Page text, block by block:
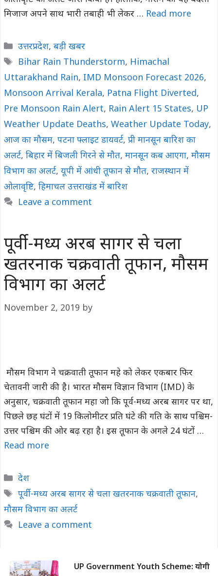
मिजाज अपने साथ भारी तबाही भी लेकर … Read more
Categories
उत्तरप्रदेश, बड़ी खबर
Tags
Bihar Rain Thunderstorm, Himachal
Uttarakhand Rain, IMD Monsoon Forecast 2026,
Monsoon Arrival Kerala, Patna Flight Diverted,
Pre Monsoon Rain Alert, Rain Alert 15 States, UP
Weather Update Deaths, Weather Update Today,
आज का मौसम, पटना फ्लाइट डायवर्ट, प्री मानसून बारिश का
अलर्ट, बिहार में बिजली गिरने से मौत, मानसून कब आएगा, मौसम
विभाग का अलर्ट, यूपी में आंधी तूफान से मौत, राजस्थान में
ओलावृष्टि, हिमाचल उत्तराखंड में बारिश
Leave a comment
पूर्वी-मध्य अरब सागर से चला
खतरनाक चक्रवाती तूफान, मौसम
विभाग का अलर्ट
November 2, 2019 by
मौसम विभाग ने चक्रवाती तूफान महे को लेकर एकबार फिर
चेतावनी जारी की है। भारत मौसम विज्ञान विभाग (IMD) के
अनुसार, चक्रवाती तूफान महा जो कि पूर्व-मध्य अरब सागर पर था,
पिछले छह घंटों में 19 किलोमीटर प्रति घंटे की गति के साथ पश्चिम-
उत्तर पश्चिम की ओर बढ़ रहा है। इस तूफान के अगले 24 घंटों …
Read more
Categories
देश
Tags
पूर्वी-मध्य अरब सागर से चला खतरनाक चक्रवाती तूफान,
मौसम विभाग का अलर्ट
Leave a comment
UP Government Youth Scheme: योगी